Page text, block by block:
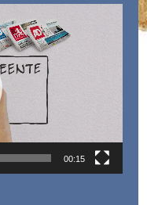
00:15